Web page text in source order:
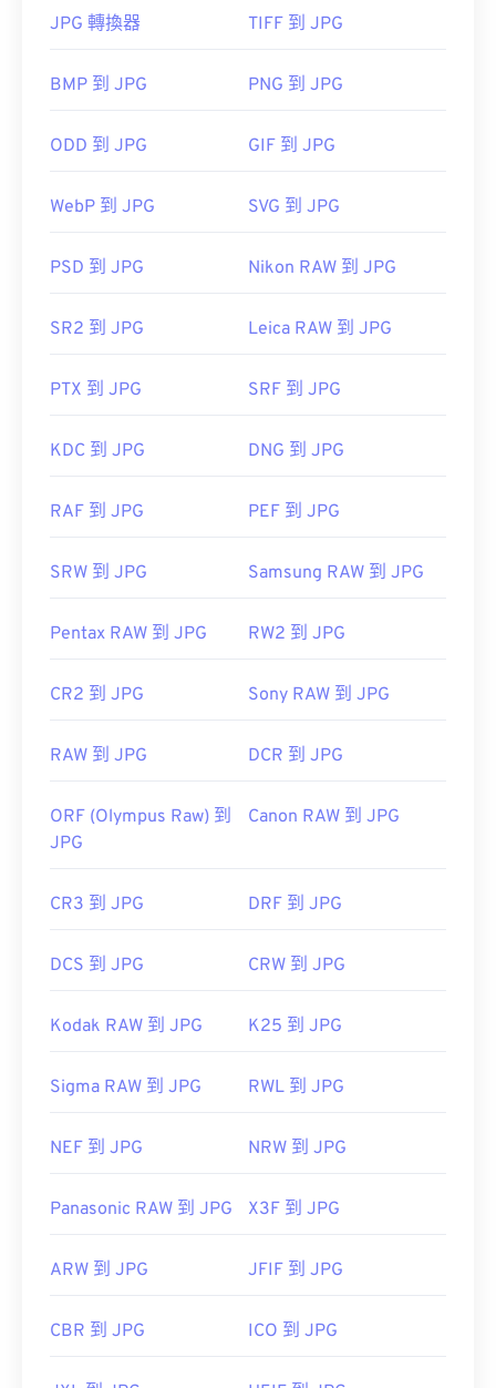
PSB 轉 JPG
初始發布日期：
1990 年 2 月 19 日
WebP ，WebP 是一種更新、更易壓縮的檔案格式。
如何開啟 JPG 檔案檔案？
JPG 檔案。通常情況下，只需雙擊 JPG 文件，即可
啟。若要選擇特定應用程式開啟文件，請右鍵單擊並
選擇“開啟方式”進行選擇。
Microsoft 應用程式（例如 Microsoft Photos）和
開發者： 聯合圖像專家群組
使用我們的顏色選擇器 從映像中擷取顏色
JPG 轉換器 TIFF 到 JPG
BMP 到 JPG PNG 到 JPG
ODD 到 JPG GIF 到 JPG
WebP 到 JPG SVG 到 JPG
PSD 到 JPG Nikon RAW 到 JPG
SR2 到 JPG Leica RAW 到 JPG
PTX 到 JPG SRF 到 JPG
KDC 到 JPG DNG 到 JPG
RAF 到 JPG PEF 到 JPG
SRW 到 JPG Samsung RAW 到 JPG
Pentax RAW 到 JPG RW2 到 JPG
CR2 到 JPG Sony RAW 到 JPG
RAW 到 JPG DCR 到 JPG
ORF (Olympus Raw) 到
JPG
Canon RAW 到 JPG
CR3 到 JPG DRF 到 JPG
DCS 到 JPG CRW 到 JPG
Kodak RAW 到 JPG K25 到 JPG
Sigma RAW 到 JPG RWL 到 JPG
NEF 到 JPG NRW 到 JPG
Panasonic RAW 到 JPG X3F 到 JPG
ARW 到 JPG JFIF 到 JPG
CBR 到 JPG ICO 到 JPG